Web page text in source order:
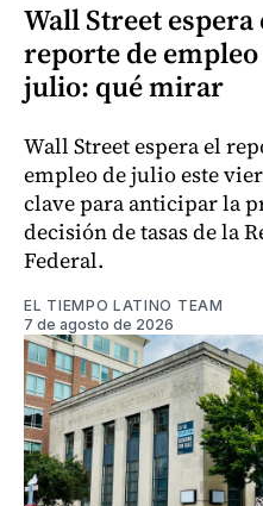
Wall Street espera
reporte de
julio: qué mirar
Wall Street espera el
empleo de julio este
clave para anticipar la
decisión de tasas de la
Federal.
EL TIEMPO LATINO TEAM
7 de agosto de 2026